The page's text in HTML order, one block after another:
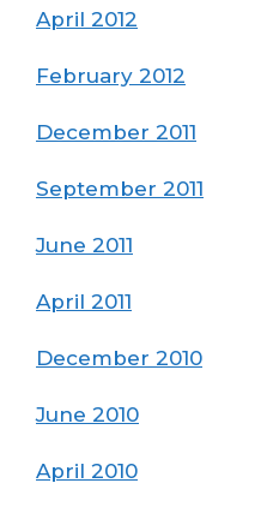
April 2012
February 2012
December 2011
September 2011
June 2011
April 2011
December 2010
June 2010
April 2010